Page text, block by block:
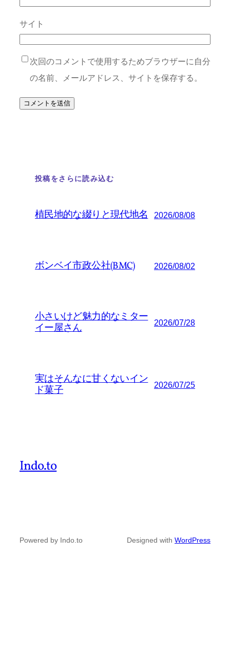
サイト
次回のコメントで使用するためブラウザーに自分
の名前、メールアドレス、サイトを保存する。
投稿をさらに読み込む
植民地的な綴りと現代地名 2026/08/08
ボンベイ市政公社(BMC) 2026/08/02
小さいけど魅力的なミター
イー屋さん
2026/07/28
実はそんなに甘くないイン
ド菓子
2026/07/25
Indo.to
Powered by Indo.to Designed with WordPress